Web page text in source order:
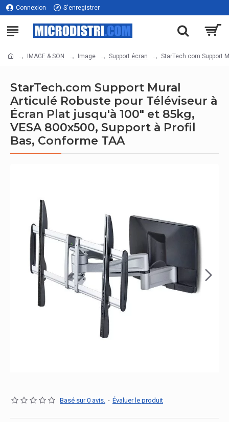
Connexion S'enregistrer
IMAGE & SON Image Support écran StarTech.com Support
StarTech.com Support Mural
Articulé Robuste pour Téléviseur à
Écran Plat jusqu'à 100" et 85kg,
VESA 800x500, Support à Profil
Bas, Conforme TAA
Basé sur 0 avis. - Évaluer le produit